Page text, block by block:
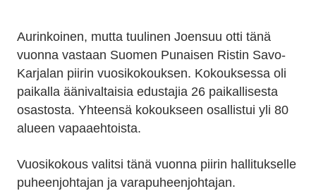
Aurinkoinen, mutta tuulinen Joensuu otti tänä
vuonna vastaan Suomen Punaisen Ristin Savo-
Karjalan piirin vuosikokouksen. Kokouksessa oli
paikalla äänivaltaisia edustajia 26 paikallisesta
osastosta. Yhteensä kokoukseen osallistui yli 80
alueen vapaaehtoista.
Vuosikokous valitsi tänä vuonna piirin hallitukselle
puheenjohtajan ja varapuheenjohtajan.